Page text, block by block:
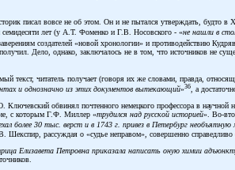
писал вовсе не об этом. Он и не пытался утверждать,
семидесяти лет (у А.Т. Фоменко и Г.В. Носовского - «не нашли в
создателей «новой хронологии» и противодействию
Дело, однако, заключалось не в том, что источников не
текст, читатель получает (говоря их же словами, правда,
и однозначно из этих документов вытекающий»36, а
обвинял почтенного немецкого профессора в научной
с которым Г.Ф. Миллер «трудился над русской историей». Во-
более 30 тыс. верст и в 1743 г. привез в Петербург необъятную
рассуждая о «судье неправом», совершенно
Елизавета Петровна приказала написать оную химии